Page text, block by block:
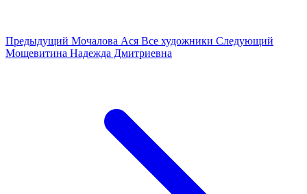
Предыдущий Мочалова Ася Все художники Следующий
Мощевитина Надежда Дмитриевна